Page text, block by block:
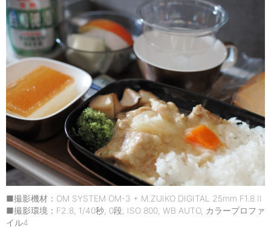
■撮影機材：OM SYSTEM OM-3 + M.ZUIKO DIGITAL 25mm F1.8 II
■撮影環境：F2.8, 1/40秒, 0段, ISO 800, WB AUTO, カラープロファ
イル4